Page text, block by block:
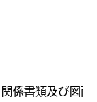
関係書類及び図面